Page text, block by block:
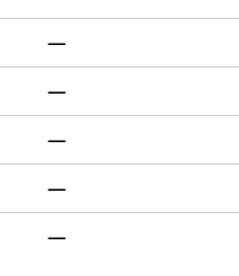
—
—
—
—
—